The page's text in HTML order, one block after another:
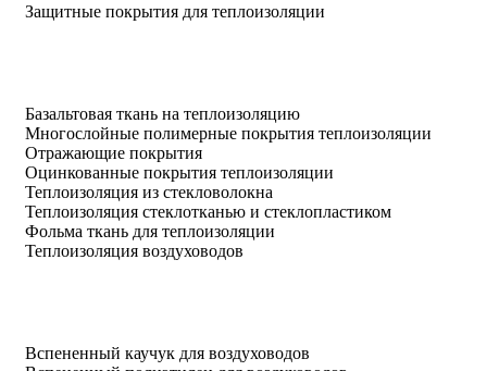
Защитные покрытия для теплоизоляции
Базальтовая ткань на теплоизоляцию
Многослойные полимерные покрытия теплоизоляции
Отражающие покрытия
Оцинкованные покрытия теплоизоляции
Теплоизоляция из стекловолокна
Теплоизоляция стеклотканью и стеклопластиком
Фольма ткань для теплоизоляции
Теплоизоляция воздуховодов
Вспененный каучук для воздуховодов